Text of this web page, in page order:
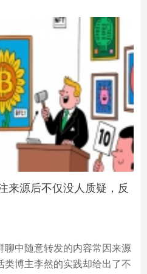
来源后不仅没人质疑，反
聊中随意转发的内容常因来源
类博主李然的实践却给出了不